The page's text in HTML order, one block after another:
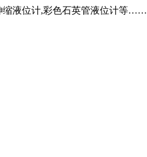
缩液位计,彩色石英管液位计等……